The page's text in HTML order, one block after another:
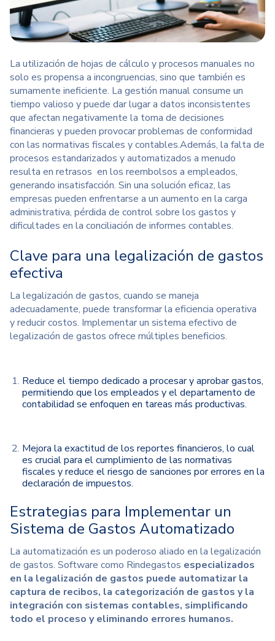
La utilización de hojas de cálculo y procesos manuales no
solo es propensa a incongruencias, sino que también es
sumamente ineficiente. La gestión manual consume un
tiempo valioso y puede dar lugar a datos inconsistentes
que afectan negativamente la toma de decisiones
financieras y pueden provocar problemas de conformidad
con las normativas fiscales y contables.Además, la falta de
procesos estandarizados y automatizados a menudo
resulta en retrasos en los reembolsos a empleados,
generando insatisfacción. Sin una solución eficaz, las
empresas pueden enfrentarse a un aumento en la carga
administrativa, pérdida de control sobre los gastos y
dificultades en la conciliación de informes contables.
Clave para una legalización de gastos
efectiva
La legalización de gastos, cuando se maneja
adecuadamente, puede transformar la eficiencia operativa
y reducir costos. Implementar un sistema efectivo de
legalización de gastos ofrece múltiples beneficios.
Reduce el tiempo dedicado a procesar y aprobar gastos,
permitiendo que los empleados y el departamento de
contabilidad se enfoquen en tareas más productivas.
Mejora la exactitud de los reportes financieros, lo cual
es crucial para el cumplimiento de las normativas
fiscales y reduce el riesgo de sanciones por errores en la
declaración de impuestos.
Estrategias para Implementar un
Sistema de Gastos Automatizado
La automatización es un poderoso aliado en la legalización
de gastos. Software como Rindegastos especializados
en la legalización de gastos puede automatizar la
captura de recibos, la categorización de gastos y la
integración con sistemas contables, simplificando
todo el proceso y eliminando errores humanos.